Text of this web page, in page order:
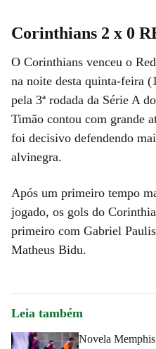
Corinthians 2 x 0
O Corinthians venceu o
na noite desta quinta-feira
pela 3ª rodada da Série A
Timão contou com grande
foi decisivo defendendo
alvinegra.
Após um primeiro tempo
jogado, os gols do
primeiro com Gabriel
Matheus Bidu.
Leia também
Novela